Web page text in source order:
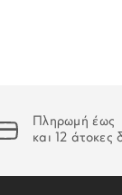
Πληρωμή έως
και 12 άτοκες